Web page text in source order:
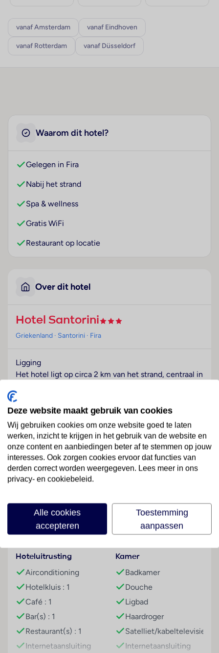
vanaf Amsterdam vanaf Eindhoven
vanaf Rotterdam vanaf Düsseldorf
Waarom dit hotel?
Gelegen in Fira
Nabij het strand
Spa & wellness
Gratis WiFi
Restaurant op locatie
Over dit hotel
Hotel Santorini
Griekenland · Santorini · Fira
Ligging
Het hotel ligt op circa 2 km van het strand, centraal in
Hotelfaciliteiten
Het vriendelijke personeel aan de receptie is graag bij
alle vragen behulpzaam. Het hotel beschikt over
verschillende gemakken voor een comfortabel en een
ontspannen verblijf waaronder een bagagedepot, een
kluis, een autoverhuur, een transferservice, een
kamerservice, een hotelarts en een rookzone. Via Wi-
excursies. Buiten biedt een tuin extra ruimte voor
ontspanning en recreatie. De gasten die met de auto
komen, kunnen in een garage of op de parkeerplaats
parkeren. Tot de aangeboden service behoort een
eigen shuttlebus.
In de kamers bevinden zich een keuken en een
badkamer, voor een aangenaam luchtklimaat zorgt
airconditioning. In de meeste verblijven genieten de
gasten vanaf het balkon of het terras van zijwaarts
zeezicht. De kamers beschikken over een
tweepersoonsbed of een slaapbank. Extra bedden
Lees meer
Faciliteiten
Hoteluitrusting
Airconditioning
Hotelkluis : 1
Café : 1
Bar(s) : 1
Restaurant(s) : 1
Internetaansluiting
Kamer
Badkamer
Douche
Ligbad
Haardroger
Satelliet/kabeltelevisie
Internetaansluiting
Deze website maakt gebruik van cookies
Wij gebruiken cookies om onze website goed te laten
werken, inzicht te krijgen in het gebruik van de website en
onze content en aanbiedingen beter af te stemmen op jouw
interesses. Ook zorgen cookies ervoor dat functies van
derden correct worden weergegeven. Lees meer in ons
privacy- en cookiebeleid.
Alle cookies
accepteren
Toestemming
aanpassen